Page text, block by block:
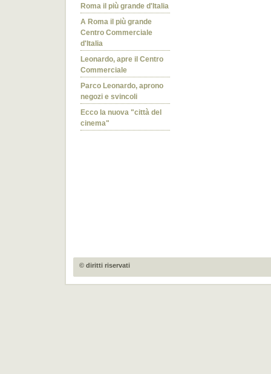
Roma il più grande d'Italia
A Roma il più grande
Centro Commerciale
d'Italia
Leonardo, apre il Centro
Commerciale
Parco Leonardo, aprono
negozi e svincoli
Ecco la nuova "città del
cinema"
© diritti riservati